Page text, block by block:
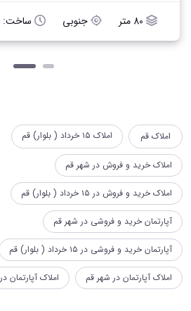
جنوبی ساخت: 1391
املاک قم املاک ۱۵ خرداد ( بلوار) قم
املاک خرید و فروش در شهر قم
املاک خرید و فروش در ۱۵ خرداد ( بلوار) قم
آپارتمان خرید و فروشی در شهر قم
آپارتمان خرید و فروشی در ۱۵ خرداد ( بلوار) قم
املاک آپارتمان در شهر قم املاک آپارتمان در ۱۵ خرداد ( بلوار) قم